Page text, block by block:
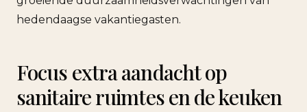
hedendaagse vakantiegasten.
Focus extra aandacht op
sanitaire ruimtes en de keuken